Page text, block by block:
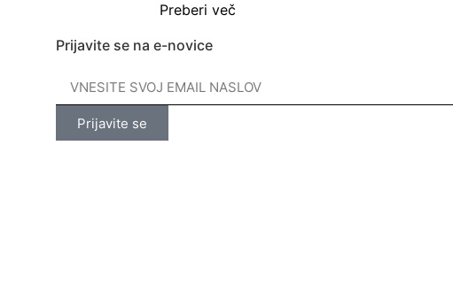
Preberi več
Prijavite se na e-novice
Prijavite se